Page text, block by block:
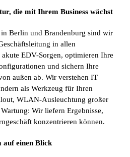
die mit Ihrem Business wächst
Berlin und Brandenburg sind wir
in allen
EDV-Sorgen, optimieren Ihre
und sichern Ihre
außen ab. Wir verstehen IT
als Werkzeug für Ihren
WLAN-Ausleuchtung großer
Wir liefern Ergebnisse,
konzentrieren können.
auf einen Blick